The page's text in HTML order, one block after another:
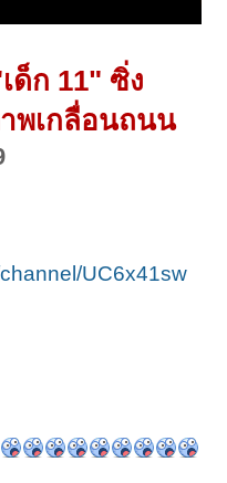
ด็ก 11" ซิ่ง
พเกลื่อนถนน
UC6x41sw